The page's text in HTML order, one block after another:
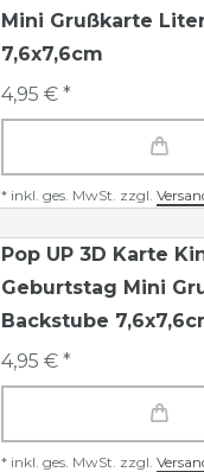
Mini Grußkarte
7,6x7,6cm
4,95 € *
* inkl. ges. MwSt. zzgl.
Pop UP 3D Karte
Geburtstag Mini
Backstube
4,95 € *
* inkl. ges. MwSt. zzgl.